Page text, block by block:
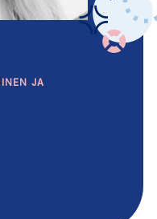
JA